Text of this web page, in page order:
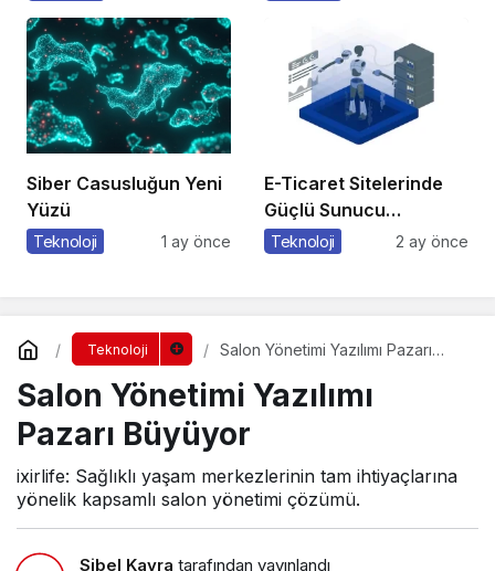
Siber Casusluğun Yeni
Yüzü
Teknoloji 1 ay önce
E-Ticaret Sitelerinde
Güçlü Sunucu
Tercihinin Önemi
Teknoloji 2 ay önce
Teknoloji
Salon Yönetimi Yazılımı Pazarı
Salon Yönetimi Yazılımı
Pazarı Büyüyor
ixirlife: Sağlıklı yaşam merkezlerinin tam ihtiyaçlarına
yönelik kapsamlı salon yönetimi çözümü.
Sibel Kayra tarafından yayınlandı